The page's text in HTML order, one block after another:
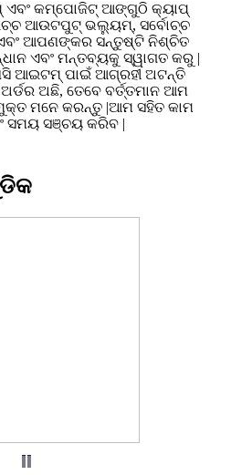
ଏବଂ କମ୍ପୋଜିଟ୍ ଆଙ୍ଗୁଠି କ୍ୟାପ୍
ଆଉଟପୁଟ୍ ଭଲ୍ୟୁମ୍, ସର୍ବୋଚ୍ଚ
ଏବଂ ଆପଣଙ୍କର ସନ୍ତୁଷ୍ଟି ନିଶ୍ଚିତ
ଏବଂ ମନ୍ତବ୍ୟକୁ ସ୍ୱାଗତ କରୁ |
ଆଇଟମ୍ ପାଇଁ ଆଗ୍ରହୀ ଅଟନ୍ତି
ଅଛି, ତେବେ ବର୍ତ୍ତମାନ ଆମ
ମନେ କରନ୍ତୁ |ଆମ ସହିତ କାମ
ସମୟ ସଞ୍ଚୟ କରିବ |